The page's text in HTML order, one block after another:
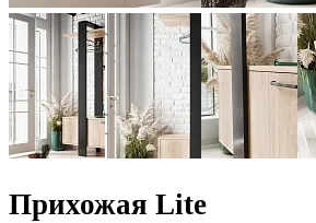
Прихожая Lite